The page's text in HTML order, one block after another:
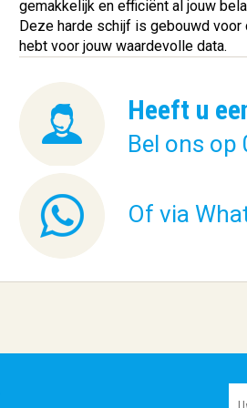
gemakkelijk en efficiënt al jouw
Deze harde schijf is gebouwd
hebt voor jouw waardevolle data.
Heeft u
Bel ons op
Of via